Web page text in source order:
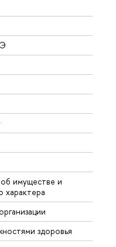
имуществе и
характера
здоровья